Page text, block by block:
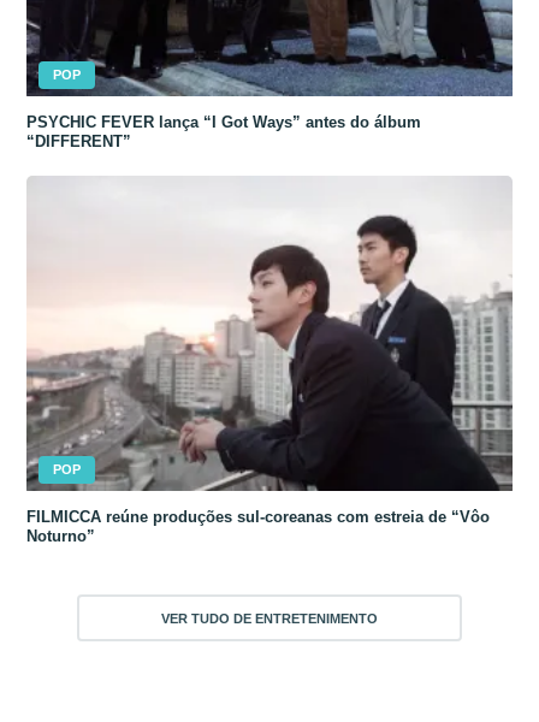
POP
PSYCHIC FEVER lança “I Got Ways” antes do álbum
“DIFFERENT”
POP
FILMICCA reúne produções sul-coreanas com estreia de “Vôo
Noturno”
VER TUDO DE ENTRETENIMENTO